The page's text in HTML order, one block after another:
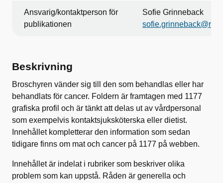
Ansvarig/kontaktperson för
publikationen
Sofie Grinneback
Beskrivning
Broschyren vänder sig till den som behandlas eller har
behandlats för cancer. Foldern är framtagen med 1177
grafiska profil och är tänkt att delas ut av vårdpersonal
som exempelvis kontaktsjuksköterska eller dietist.
Innehållet kompletterar den information som sedan
tidigare finns om mat och cancer på 1177 på webben.
Innehållet är indelat i rubriker som beskriver olika
problem som kan uppstå. Råden är generella och